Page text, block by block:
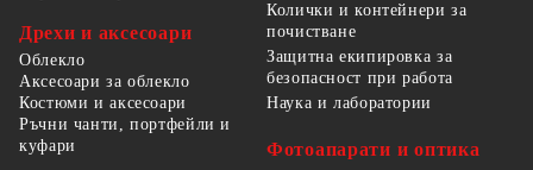
Дрехи и аксесоари
Облекло
Аксесоари за облекло
Костюми и аксесоари
Ръчни чанти, портфейли и
куфари
Колички и контейнери за
почистване
Защитна екипировка за
безопасност при работа
Наука и лаборатории
Фотоапарати и оптика